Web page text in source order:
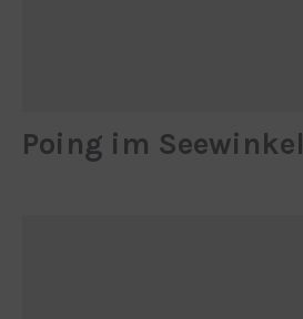
Poing im Seewinkel